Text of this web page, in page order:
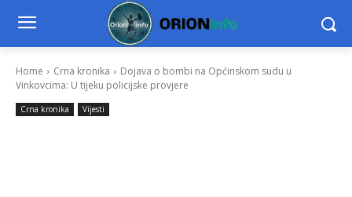
Home Crna kronika
Dojava o bombi na Općinskom sudu u
Vinkovcima: U tijeku policijske provjere
Crna kronika Vijesti